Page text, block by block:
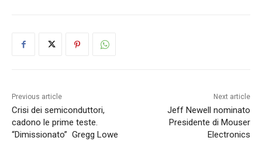
Previous article
Crisi dei semiconduttori,
cadono le prime teste.
“Dimissionato” Gregg Lowe
Next article
Jeff Newell nominato
Presidente di Mouser
Electronics